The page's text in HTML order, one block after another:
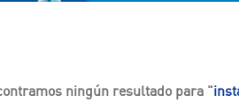
ningún resultado para "